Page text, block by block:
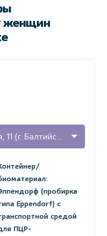
женщин
Медицинский центр на ул. Гоголя, 11 (г. Балтийск, Калининградская область)
(пробирка
Eppendorf) с
средой
ПЦР-